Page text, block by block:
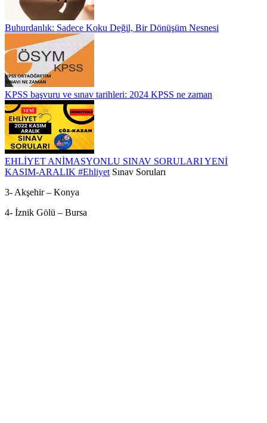
Buhurdanlık: Sadece Koku Değil, Bir Dönüşüm Nesnesi
KPSS başvuru ve sınav tarihleri: 2024 KPSS ne zaman
EHLİYET ANİMASYONLU SINAV SORULARI YENİ
KASIM-ARALIK #Ehliyet Sınav Soruları
3- Akşehir – Konya
4- İznik Gölü – Bursa